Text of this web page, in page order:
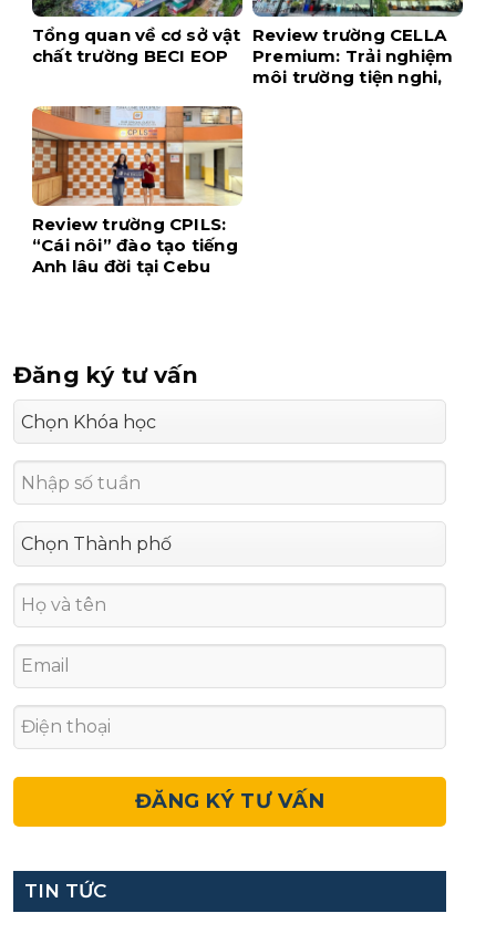
Tổng quan về cơ sở vật
chất trường BECI EOP
Review trường CELLA
Premium: Trải nghiệm
môi trường tiện nghi,
Review trường CPILS:
“Cái nôi” đào tạo tiếng
Anh lâu đời tại Cebu
Đăng ký tư vấn
TIN TỨC